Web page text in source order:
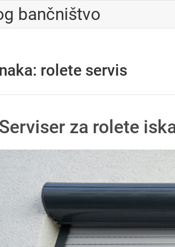
bančništvo
rolete servis
Serviser za rolete